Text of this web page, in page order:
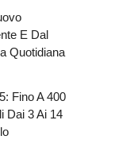
E Dal
Quotidiana
Fino A 400
Dai 3 Ai 14